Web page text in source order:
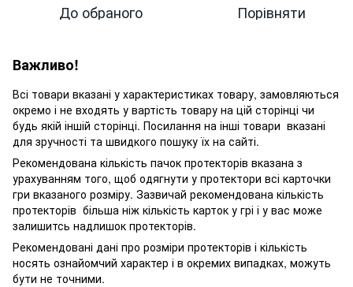
До обраного Порівняти
Важливо!
Всі товари вказані у характеристиках товару, замовляються
окремо і не входять у вартість товару на цій сторінці чи
будь якій іншій сторінці. Посилання на інші товари вказані
для зручності та швидкого пошуку їх на сайті.
Рекомендована кількість пачок протекторів вказана з
урахуванням того, щоб одягнути у протектори всі карточки
гри вказаного розміру. Зазвичай рекомендована кількість
протекторів більша ніж кількість карток у грі і у вас може
залишитсь надлишок протекторів.
Рекомендовані дані про розміри протекторів і кількість
носять ознайомчий характер і в окремих випадках, можуть
бути не точними.